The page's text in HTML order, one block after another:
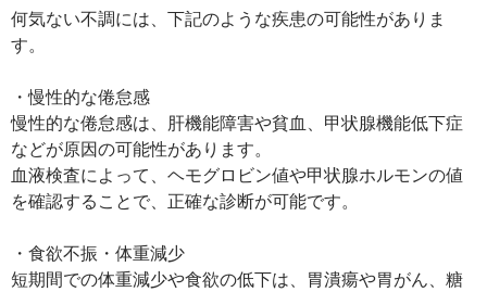
何気ない不調には、下記のような疾患の可能性がありま
す。
・慢性的な倦怠感
慢性的な倦怠感は、肝機能障害や貧血、甲状腺機能低下症
などが原因の可能性があります。
血液検査によって、ヘモグロビン値や甲状腺ホルモンの値
を確認することで、正確な診断が可能です。
・食欲不振・体重減少
短期間での体重減少や食欲の低下は、胃潰瘍や胃がん、糖